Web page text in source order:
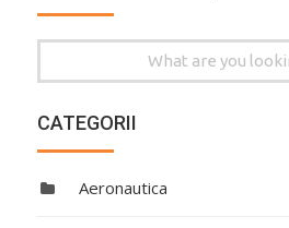
for:
CATEGORII
Aeronautica